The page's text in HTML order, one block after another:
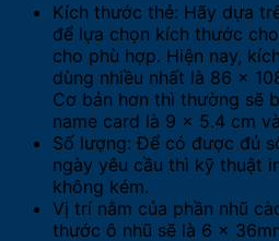
Kích thước thẻ: Hãy dựa
để lựa chọn kích thước
cho phù hợp. Hiện nay,
dùng nhiều nhất là 86 x
Cơ bản hơn thì thường sẽ
name card là 9 x 5.4 cm
Số lượng: Để có được đủ
ngày yêu cầu thì kỹ thuật
không kém.
Vị trí nằm của phần nhũ
thước ô nhũ sẽ là 6 x